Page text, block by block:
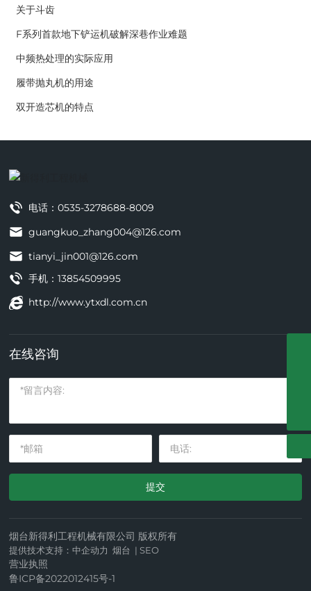
关于斗齿
F系列首款地下铲运机破解深巷作业难题
中频热处理的实际应用
履带抛丸机的用途
双开造芯机的特点
电话：0535-3278688-8009
guangkuo_zhang004@126.com
tianyi_jin001@126.com
手机：13854509995
http://www.ytxdl.com.cn
在线咨询
提交
烟台新得利工程机械有限公司 版权所有
提供技术支持：中企动力 烟台 |SEO
营业执照
鲁ICP备2022012415号-1